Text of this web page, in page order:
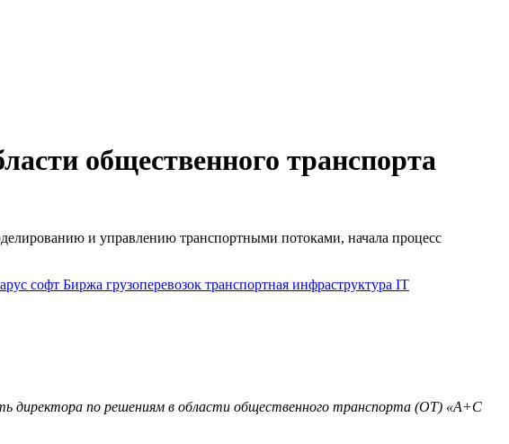
общественного транспорта
и управлению транспортными потоками, начала процесс
софт Биржа грузоперевозок транспортная инфраструктура IT
директора по решениям в области общественного транспорта (ОТ) «А+С